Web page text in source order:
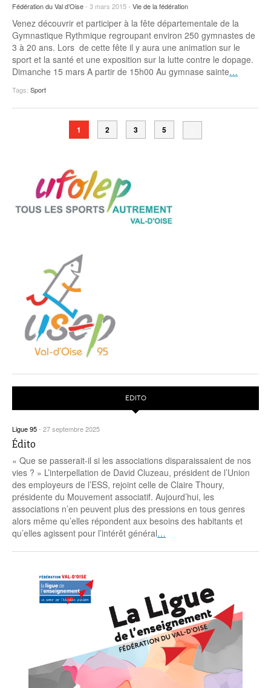
Fédération du Val d’Oise- 3 mars 2015 - Vie de la fédération
Venez découvrir et participer à la fête départementale de la
Gymnastique Rythmique regroupant environ 250 gymnastes de
3 à 20 ans. Lors de cette fête il y aura une animation sur le
sport et la santé et une exposition sur la lutte contre le dopage.
Dimanche 15 mars A partir de 15h00 Au gymnase sainte…
Tags: Sport
1 2 3 5
EDITO
Ligue 95- 27 septembre 2025
Édito
« Que se passerait-il si les associations disparaissaient de nos
vies ? » L’interpellation de David Cluzeau, président de l’Union
des employeurs de l’ESS, rejoint celle de Claire Thoury,
présidente du Mouvement associatif. Aujourd’hui, les
associations n’en peuvent plus des pressions en tous genres
alors même qu’elles répondent aux besoins des habitants et
qu’elles agissent pour l’intérêt général…